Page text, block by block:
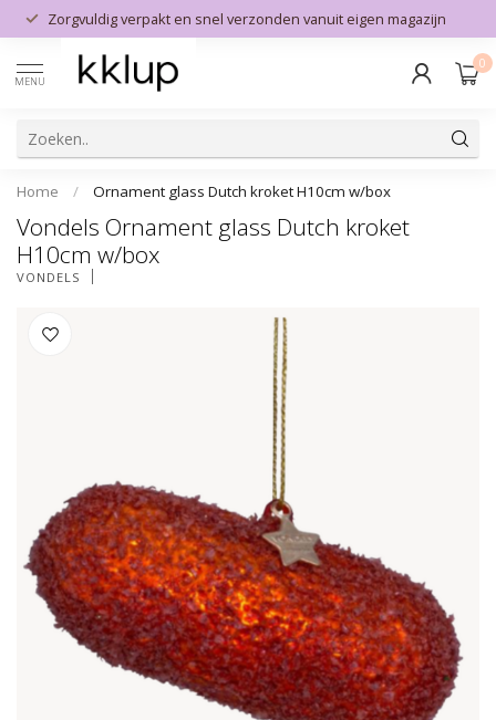
Zorgvuldig verpakt en snel verzonden vanuit eigen magazijn
MENU
0
Home / Ornament glass Dutch kroket H10cm w/box
Vondels Ornament glass Dutch kroket
H10cm w/box
VONDELS